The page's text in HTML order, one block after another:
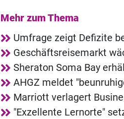
Mehr zum Thema
Umfrage zeigt Defizite
Geschäftsreisemarkt
Sheraton Soma Bay
AHGZ meldet
Marriott verlagert
"Exzellente Lernorte"